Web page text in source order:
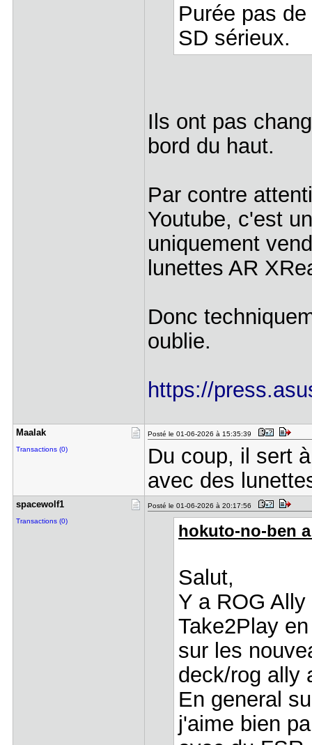
Purée pas
SD sérieux.
Ils ont pas
bord du haut.
Par contre
Youtube, c'est
uniquement
lunettes AR
Donc
oublie.
https://
Maalak
Transactions (0)
Posté le 01-06-2026 à 15:35:39
Du coup, il sert
avec des
spacewolf1
Transactions (0)
Posté le 01-06-2026 à 20:17:56
hokuto-no-ben
Salut,
Y a ROG
Take2Play
sur les
deck/rog ally
En general
j'aime bien